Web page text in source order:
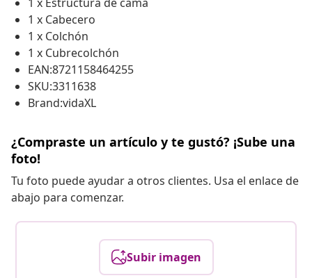
1 x Cabecero
1 x Colchón
1 x Cubrecolchón
EAN:8721158464255
SKU:3311638
Brand:vidaXL
¿Compraste un artículo y te gustó? ¡Sube una
foto!
Tu foto puede ayudar a otros clientes. Usa el enlace de
abajo para comenzar.
Subir imagen